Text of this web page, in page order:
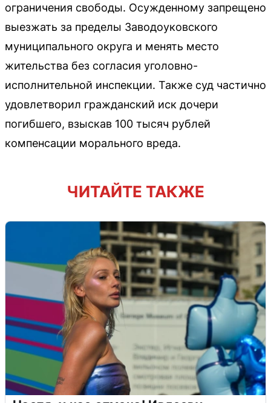
ограничения свободы. Осужденному запрещено
выезжать за пределы Заводоуковского
муниципального округа и менять место
жительства без согласия уголовно-
исполнительной инспекции. Также суд частично
удовлетворил гражданский иск дочери
погибшего, взыскав 100 тысяч рублей
компенсации морального вреда.
ЧИТАЙТЕ ТАКЖЕ